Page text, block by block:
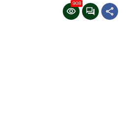
908